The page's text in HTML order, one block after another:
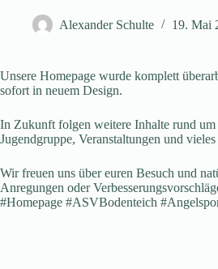
Alexander Schulte 19. Mai
Unsere Homepage wurde komplett
sofort in neuem Design.
In Zukunft folgen weitere Inhalte rund um
Jugendgruppe, Veranstaltungen und vieles
Wir freuen uns über euren Besuch und
Anregungen oder
#Homepage #ASVBodenteich